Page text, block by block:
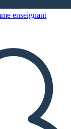
enseignant